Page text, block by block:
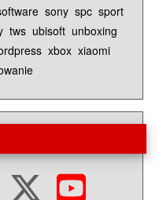
sony spc sport
tws ubisoft unboxing
xbox xiaomi